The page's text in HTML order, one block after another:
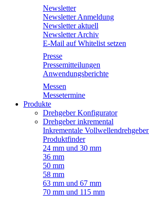
Newsletter
Newsletter Anmeldung
Newsletter aktuell
Newsletter Archiv
E-Mail auf Whitelist setzen
Presse
Pressemitteilungen
Anwendungsberichte
Messen
Messetermine
Produkte
Drehgeber Konfigurator
Drehgeber inkremental
Inkrementale
Produktfinder
24 mm und 30 mm
36 mm
50 mm
58 mm
63 mm und 67 mm
70 mm und 115 mm